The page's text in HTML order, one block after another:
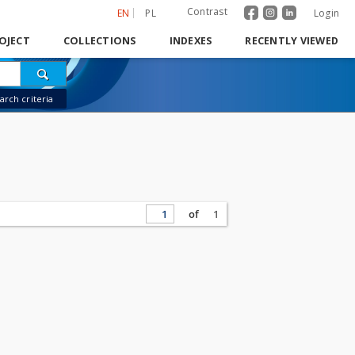
EN PL Contrast Login
COLLECTIONS INDEXES RECENTLY VIEWED
criteria
of 1